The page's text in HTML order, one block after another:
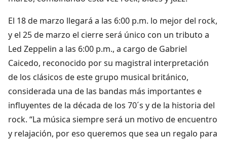
El 18 de marzo llegará a las 6:00 p.m. lo mejor del rock,
y el 25 de marzo el cierre será único con un tributo a
Led Zeppelin a las 6:00 p.m., a cargo de Gabriel
Caicedo, reconocido por su magistral interpretación
de los clásicos de este grupo musical británico,
considerada una de las bandas más importantes e
influyentes de la década de los 70´s y de la historia del
rock. “La música siempre será un motivo de encuentro
y relajación, por eso queremos que sea un regalo para